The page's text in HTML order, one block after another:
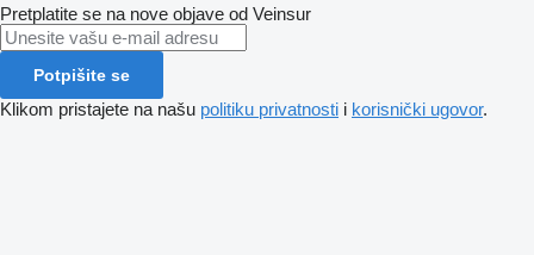
Pretplatite se na nove objave od Veinsur
Potpišite se
Klikom pristajete na našu politiku privatnosti i korisnički ugovor.